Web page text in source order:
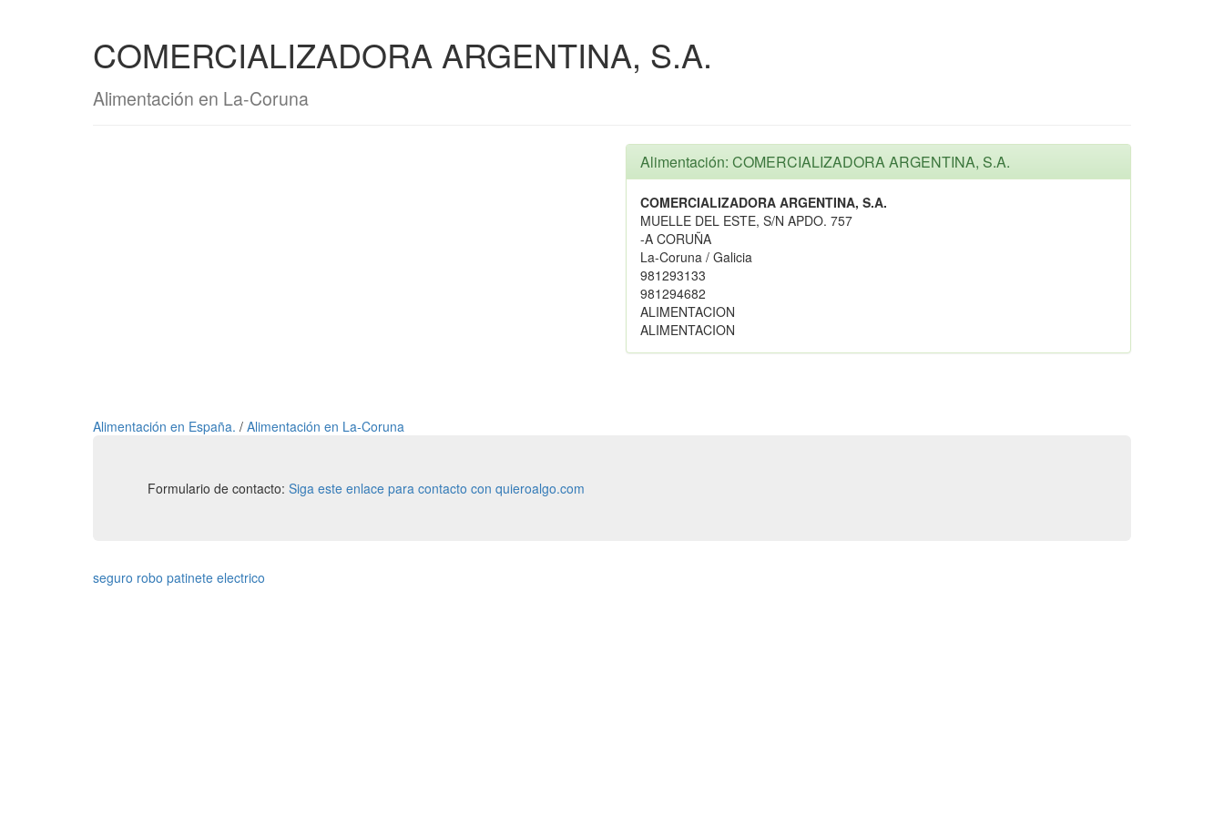
COMERCIALIZADORA ARGENTINA, S.A.
Alimentación en La-Coruna
Alimentación: COMERCIALIZADORA ARGENTINA, S.A.
COMERCIALIZADORA ARGENTINA, S.A.
MUELLE DEL ESTE, S/N APDO. 757
-A CORUÑA
La-Coruna / Galicia
981293133
981294682
ALIMENTACION
ALIMENTACION
Alimentación en España. / Alimentación en La-Coruna
Formulario de contacto: Siga este enlace para contacto con quieroalgo.com
seguro robo patinete electrico